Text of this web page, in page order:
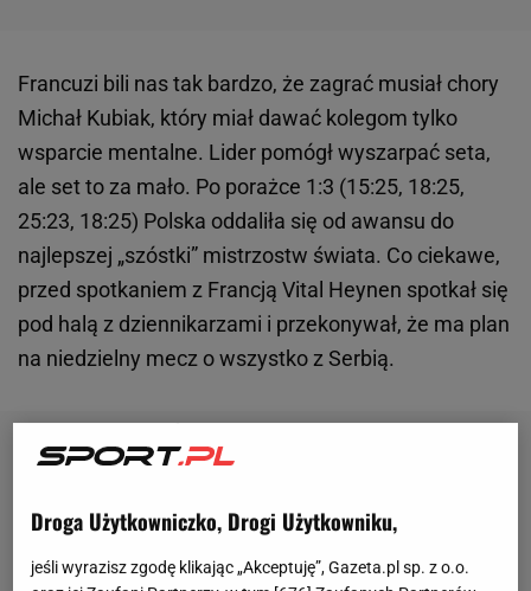
Francuzi bili nas tak bardzo, że zagrać musiał chory
Michał Kubiak, który miał dawać kolegom tylko
wsparcie mentalne. Lider pomógł wyszarpać seta,
ale set to za mało. Po porażce 1:3 (15:25, 18:25,
25:23, 18:25) Polska oddaliła się od awansu do
najlepszej „szóstki” mistrzostw świata. Co ciekawe,
przed spotkaniem z Francją Vital Heynen spotkał się
pod halą z dziennikarzami i przekonywał, że ma plan
na niedzielny mecz o wszystko z Serbią.
Droga Użytkowniczko, Drogi Użytkowniku,
jeśli wyrazisz zgodę klikając „Akceptuję”, Gazeta.pl sp. z o.o.